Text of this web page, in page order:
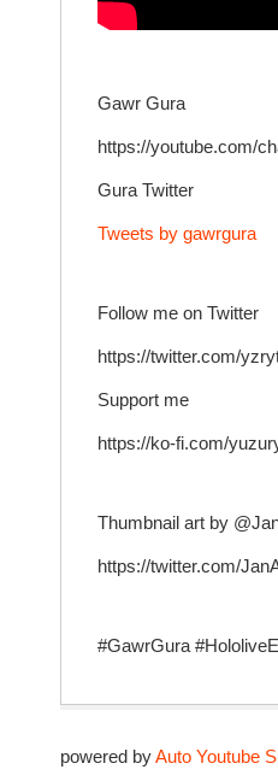
Gawr Gura
https://youtube.com/
Gura Twitter
Tweets by gawrgura
Follow me on Twitter
https://twitter.com/
Support me
https://ko-fi.com/
Thumbnail art by
https://twitter.com/
#GawrGura
powered byAuto Youtube